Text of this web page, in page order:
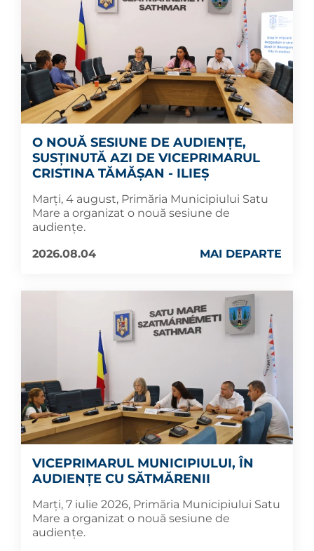
O NOUĂ SESIUNE DE AUDIENȚE,
SUSȚINUTĂ AZI DE VICEPRIMARUL
CRISTINA TĂMĂȘAN - ILIEȘ
Marți, 4 august, Primăria Municipiului Satu
Mare a organizat o nouă sesiune de
audiențe.
2026.08.04
MAI DEPARTE
VICEPRIMARUL MUNICIPIULUI, ÎN
AUDIENȚE CU SĂTMĂRENII
Marți, 7 iulie 2026, Primăria Municipiului Satu
Mare a organizat o nouă sesiune de
audiențe.